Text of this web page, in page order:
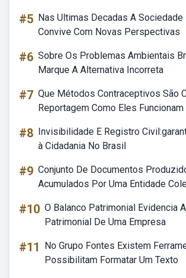
#5 Nas Ultimas Decadas A Sociedade
Convive Com Novas Perspectivas
#6 Sobre Os Problemas Ambientais
Marque A Alternativa Incorreta
#7 Que Métodos Contraceptivos São
Reportagem Como Eles Funcionam
#8 Invisibilidade E Registro
à Cidadania No Brasil
#9 Conjunto De Documentos
Acumulados Por Uma Entidade
#10 O Balanco Patrimonial Evidencia
Patrimonial De Uma Empresa
#11
No Grupo Fontes Existem
Possibilitam Formatar Um Texto